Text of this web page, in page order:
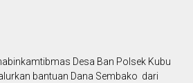
Desa Ban Polsek Kubu
bantuan Dana Sembako dari